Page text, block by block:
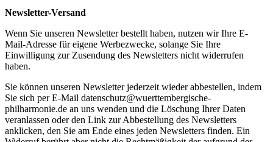
Newsletter-Versand
Wenn Sie unseren Newsletter bestellt haben, nutzen wir Ihre E-
Mail-Adresse für eigene Werbezwecke, solange Sie Ihre
Einwilligung zur Zusendung des Newsletters nicht widerrufen
haben.
Sie können unseren Newsletter jederzeit wieder abbestellen, indem
Sie sich per E-Mail datenschutz@wuerttembergische-
philharmonie.de an uns wenden und die Löschung Ihrer Daten
veranlassen oder den Link zur Abbestellung des Newsletters
anklicken, den Sie am Ende eines jeden Newsletters finden. Ein